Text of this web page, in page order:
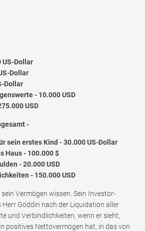
US-Dollar
Dollar
Dollar
- 10.000 USD
USD
-
sein erstes Kind - 30.000 US-Dollar
Haus - 100.000 $
- 20.000 USD
- 150.000 USD
Vermögen wissen. Sein Investor-
Goddin nach der Liquidation aller
und Verbindlichkeiten, wenn er sieht,
positives Nettovermögen hat, in das von